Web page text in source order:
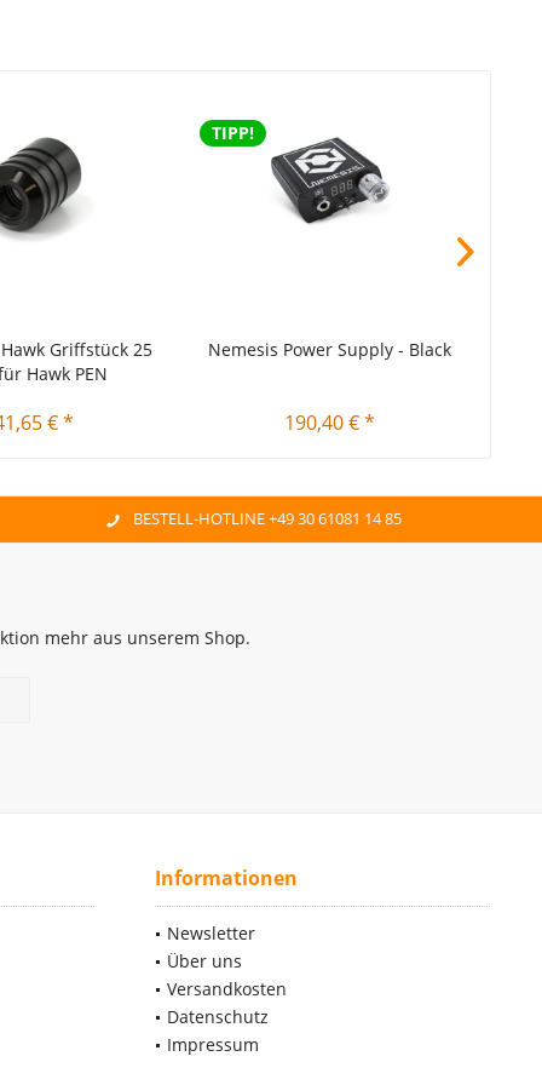
Griffstück 25
Hawk PEN
€ *
TIPP!
Nemesis Power Supply - Black
190,40 € *
BESTELL-HOTLINE +49 30 61081 14 85
mehr aus unserem Shop.
Informationen
Newsletter
Über uns
Versandkosten
Datenschutz
Impressum